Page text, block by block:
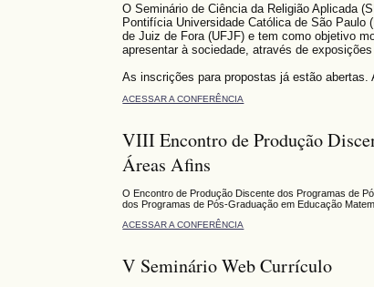
O Seminário de Ciência da Religião Aplicada
Pontifícia Universidade Católica de São Paulo
de Juiz de Fora (UFJF) etem como objetivo
apresentar à sociedade, através de exposições
As inscrições para propostas já estão abertas.
ACESSAR A CONFERÊNCIA
VIII Encontro de Produção
Áreas Afins
O Encontro de Produção Discente dos Programas de
dos Programas de Pós-Graduação em Educação
ACESSAR A CONFERÊNCIA
V Seminário Web Currículo